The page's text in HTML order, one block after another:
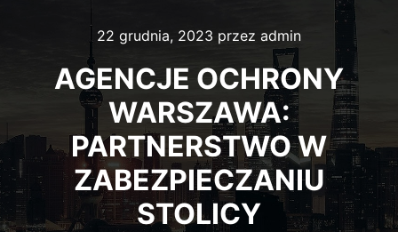
22 grudnia, 2023 przez admin
AGENCJE OCHRONY
WARSZAWA:
PARTNERSTWO W
ZABEZPIECZANIU
STOLICY